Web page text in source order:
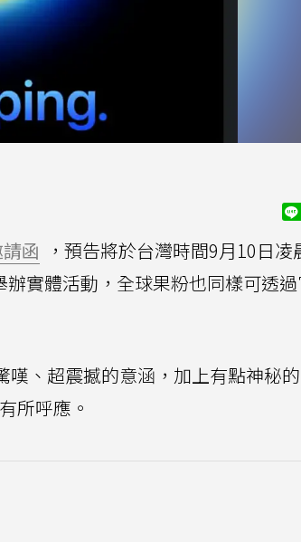
函 ，預告將於台灣時間9月10日凌
實體活動，全球果粉也同樣可透
、超震撼的意涵，加上有點神秘
所呼應。